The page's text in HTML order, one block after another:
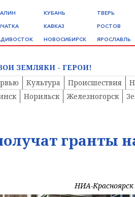
КУБАНЬ
КАВКАЗ
НОВОСИБИРСК
ТВЕРЬ
РОСТОВ
ЯРОСЛАВЛЬ
ЗЕМЛЯКИ - ГЕРОИ!
Культура Происшествия
Норильск Железногорск
гранты
НИА-Красноярск